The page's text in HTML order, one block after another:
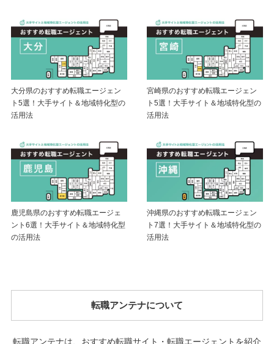
大分県のおすすめ転職エージェン
ト5選！大手サイト＆地域特化型の
活用法
宮崎県のおすすめ転職エージェン
ト5選！大手サイト＆地域特化型の
活用法
鹿児島県のおすすめ転職エージェ
ント6選！大手サイト＆地域特化型
の活用法
沖縄県のおすすめ転職エージェン
ト7選！大手サイト＆地域特化型の
活用法
転職アンテナについて
転職アンテナは、おすすめ転職サイト・転職エージェントを紹介